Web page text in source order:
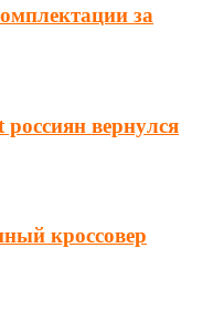
за
вернулся
кроссовер